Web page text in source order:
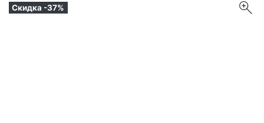
Скидка -37%